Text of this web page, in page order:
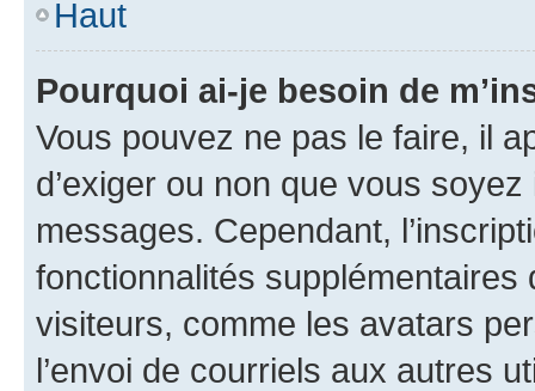
Haut
Pourquoi ai-je besoin de
Vous pouvez ne pas le faire, il
d’exiger ou non que vous
messages. Cependant,
fonctionnalités
visiteurs, comme les avatars
l’envoi de courriels aux autres